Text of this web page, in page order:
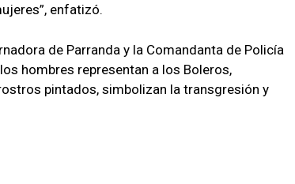
enfatizó.
de Parranda y la Comandanta de Policía
hombres representan a los Boleros,
pintados, simbolizan la transgresión y